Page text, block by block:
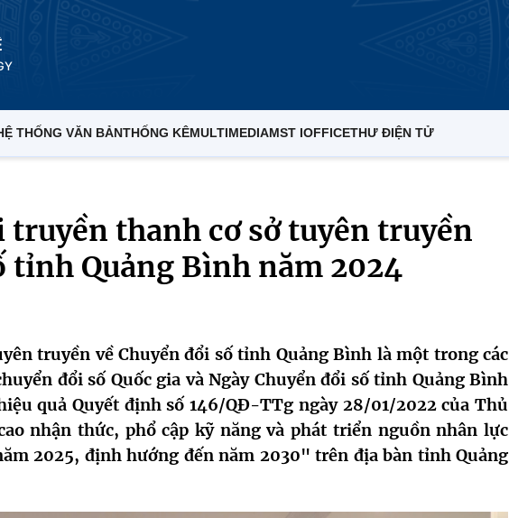
THỐNG VĂN BẢNTHỐNG KÊMULTIMEDIAMST IOFFICETHƯ ĐIỆN TỬ
thanh cơ sở tuyên truyền
tỉnh Quảng Bình năm 2024
truyền về Chuyển đổi số tỉnh Quảng Bình là một trong các
đổi số Quốc gia và Ngày Chuyển đổi số tỉnh Quảng Bình
quả Quyết định số 146/QĐ-TTg ngày 28/01/2022 của Thủ
nhận thức, phổ cập kỹ năng và phát triển nguồn nhân lực
2025, định hướng đến năm 2030" trên địa bàn tỉnh Quảng